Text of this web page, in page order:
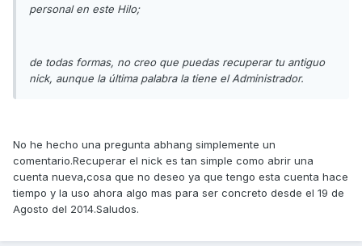
personal en este Hilo;
de todas formas, no creo que puedas recuperar tu antiguo
nick, aunque la última palabra la tiene el Administrador.
No he hecho una pregunta abhang simplemente un
comentario.Recuperar el nick es tan simple como abrir una
cuenta nueva,cosa que no deseo ya que tengo esta cuenta hace
tiempo y la uso ahora algo mas para ser concreto desde el 19 de
Agosto del 2014.Saludos.